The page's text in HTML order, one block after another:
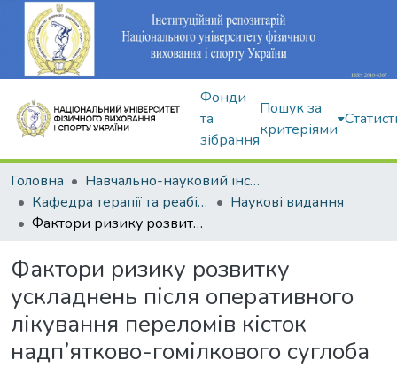
Фонди
та
зібрання
Пошук за
критеріями
Головна
Навчально-науковий інститут здоров'я, реабілітації та фізичного виховання
Кафедра терапії та реабілітації
Наукові видання
Фактори ризику розвитку ускладнень після оперативного лікування переломів кісток надп’ятково-гомілкового суглоба
Фактори ризику розвитку
ускладнень після оперативного
лікування переломів кісток
надп’ятково-гомілкового суглоба